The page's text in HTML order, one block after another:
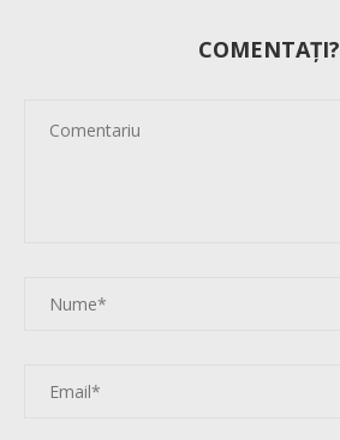
COMENTAȚI?